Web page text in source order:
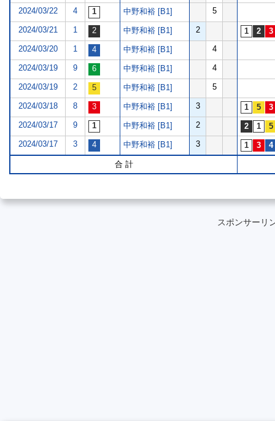
2024/03/22 4 中野和裕 [B1] 5
2024/03/21 1 中野和裕 [B1] 2
2024/03/20 1 中野和裕 [B1] 4
2024/03/19 9 中野和裕 [B1] 4
2024/03/19 2 中野和裕 [B1] 5
2024/03/18 8 中野和裕 [B1] 3
2024/03/17 9 中野和裕 [B1] 2
2024/03/17 3 中野和裕 [B1] 3
合 計
スポンサーリ